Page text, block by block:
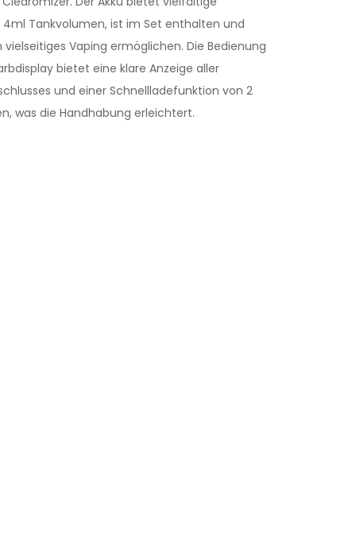
Tankvolumen, ist im Set enthalten und
Vaping ermöglichen. Die Bedienung
bietet eine klare Anzeige aller
und einer Schnellladefunktion von 2
was die Handhabung erleichtert.